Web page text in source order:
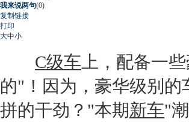
我来说两句(0)
复制链接
打印
大中小
C级车 上，配备一
的"！因为，豪华级别
拼的干劲？"本期新车"